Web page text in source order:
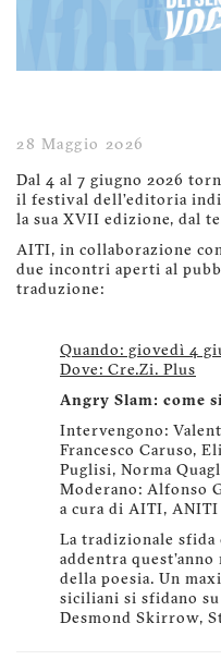
28 Maggio 2026
Dal 4 al 7 giugno 2026
il festival dell’editoria
la sua XVII edizione, dal
AITI, in collaborazione
due incontri aperti al
traduzione:
Quando: giovedì 4
Dove: Cre.Zi. Plus
Angry Slam: come
Intervengono:
Francesco Caruso,
Puglisi, Norma
Moderano: Alfonso
a cura di AITI, ANITI
La tradizionale sfida
addentra
della poesia. Un
siciliani si sfidano
Desmond Skirrow,